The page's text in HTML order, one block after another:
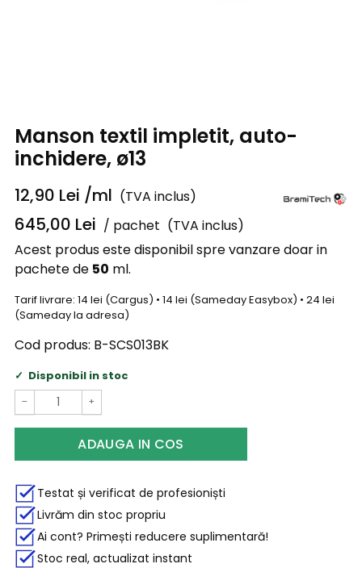
Manson textil impletit, auto-
inchidere, ø13
12,90 Lei /ml (TVA inclus)
645,00 Lei / pachet (TVA inclus)
Acest produs este disponibil spre vanzare doar in
pachete de 50 ml.
Tarif livrare: 14 lei (Cargus) • 14 lei (Sameday Easybox) • 24 lei
(Sameday la adresa)
Cod produs: B-SCS013BK
Disponibil in stoc
− +
ADAUGA IN COS
Testat și verificat de profesioniști
Livrăm din stoc propriu
Ai cont? Primești reducere suplimentară!
Stoc real, actualizat instant